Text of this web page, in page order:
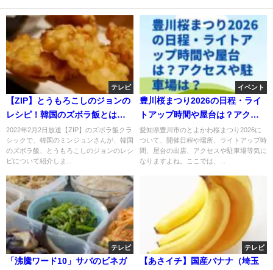
テレビ
【ZIP】とうもろこしのジョンの
レシピ！韓国のズボラ飯とは？2
月2日
2022年2月2日放送【ZIP】のズボラ飯クラ
シックで、韓国のミンジョンさんが、韓国
のズボラ飯、とうもろこしのジョンのレシ
ピについて紹介しま...
イベント
豊川桜まつり2026の日程・ライ
トアップ時間や屋台は？アクセ
スや駐車場は？
愛知県豊川市のとよかわ桜まつり2026に
ついて、開催日程や場所、ライトアップ時
間、屋台の出店、アクセスや駐車場等気に
なりますよね。ここでは、...
テレビ
「沸騰ワード10」サバのビネガ
テレビ
【あさイチ】国産バナナ（埼玉